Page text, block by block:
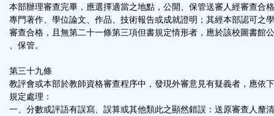
本部辦理審查完畢，應選擇適當之地點，公開、保管送審人經審查合
專門著作、學位論文、作品、技術報告或成就證明；其經本部認可之
審查合格，且無第二十一條第三項但書規定情形者，應於該校圖書館
、保管。
第三十九條
教評會或本部於教師資格審查程序中，發現外審意見有疑義者，應依
規定處理：
一、分數或評語有誤寫、誤算或其他類此之顯然錯誤：送原審查人釐